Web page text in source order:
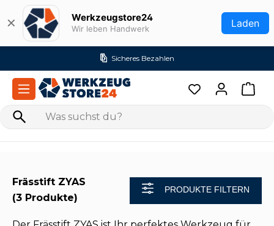
Zum Hauptinhalt springen
✕ Werkzeugstore24
Wir leben Handwerk Laden
Sicheres Bezahlen
Frässtift ZYAS
(3 Produkte)
PRODUKTE FILTERN